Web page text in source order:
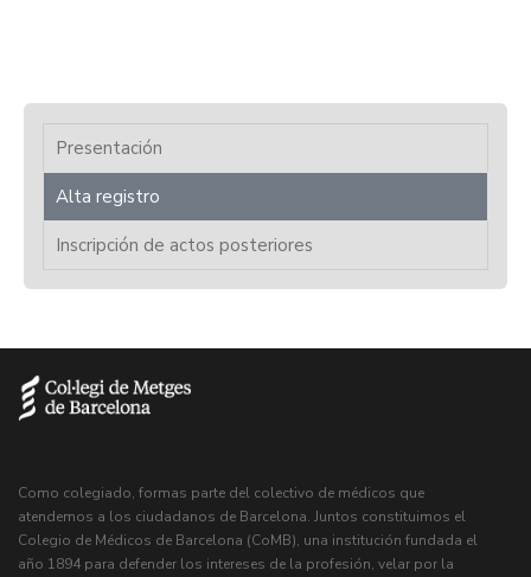
Presentación
Alta registro
Inscripción de actos posteriores
Como colegiado, formas parte del colectivo de médicos que
atendemos a los ciudadanos de Barcelona. Juntos constituimos el
Colegio de Médicos de Barcelona (CoMB), una institución fundada el
año 1894 para defender los intereses de la profesión, velar por la